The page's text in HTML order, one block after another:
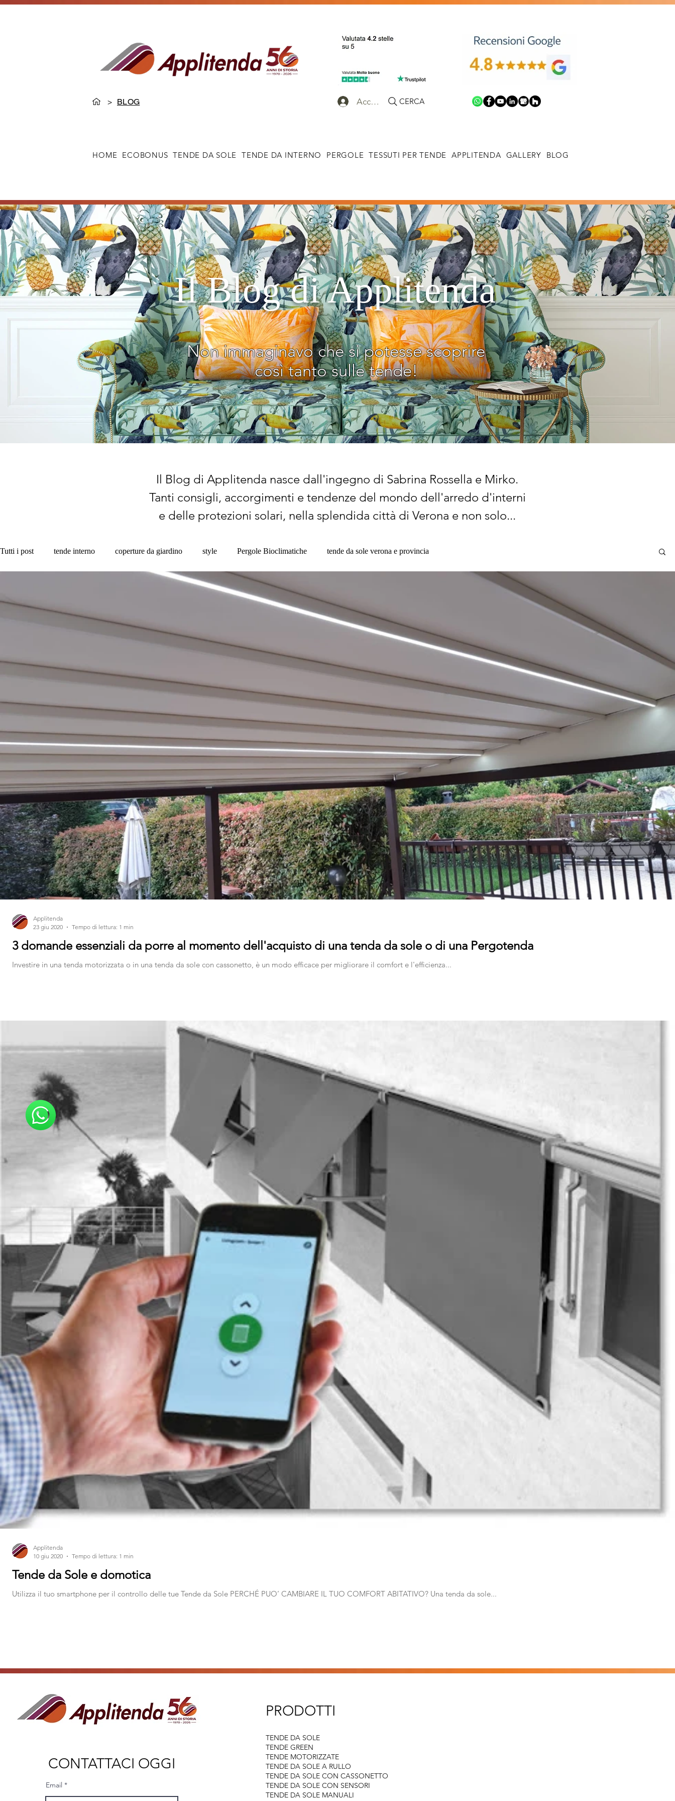
> BLOG Accedi CERCA
HOME ECOBONUS TENDE DA SOLE TENDE DA INTERNO PERGOLE TESSUTI PER TENDE APPLITENDA GALLERY BLOG
Il Blog di Applitenda
Non immaginavo che si potesse scoprire
così tanto sulle tende!
Il Blog di Applitenda nasce dall'ingegno di Sabrina Rossella e Mirko.
Tanti consigli, accorgimenti e tendenze del mondo dell'arredo d'interni
e delle protezioni solari, nella splendida città di Verona e non solo...
Tutti i post tende interno coperture da giardino style Pergole Bioclimatiche tende da sole verona e provincia
3 domande essenziali da porre al momento dell'acquisto di una tenda da sole o di una Pergotenda
Investire in una tenda motorizzata o in una tenda da sole con cassonetto, è un modo efficace per migliorare il comfort e l'efficienza...
Applitenda
23 giu 2020
Tempo di lettura: 1 min
Tende da Sole e domotica
Utilizza il tuo smartphone per il controllo delle tue Tende da Sole PERCHÉ PUO’ CAMBIARE IL TUO COMFORT ABITATIVO? Una tenda da sole...
Applitenda
10 giu 2020
Tempo di lettura: 1 min
CONTATTACI OGGI
Email
PRODOTTI
TENDE DA SOLE
TENDE GREEN
TENDE MOTORIZZATE
TENDE DA SOLE A RULLO
TENDE DA SOLE CON CASSONETTO
TENDE DA SOLE CON SENSORI
TENDE DA SOLE MANUALI